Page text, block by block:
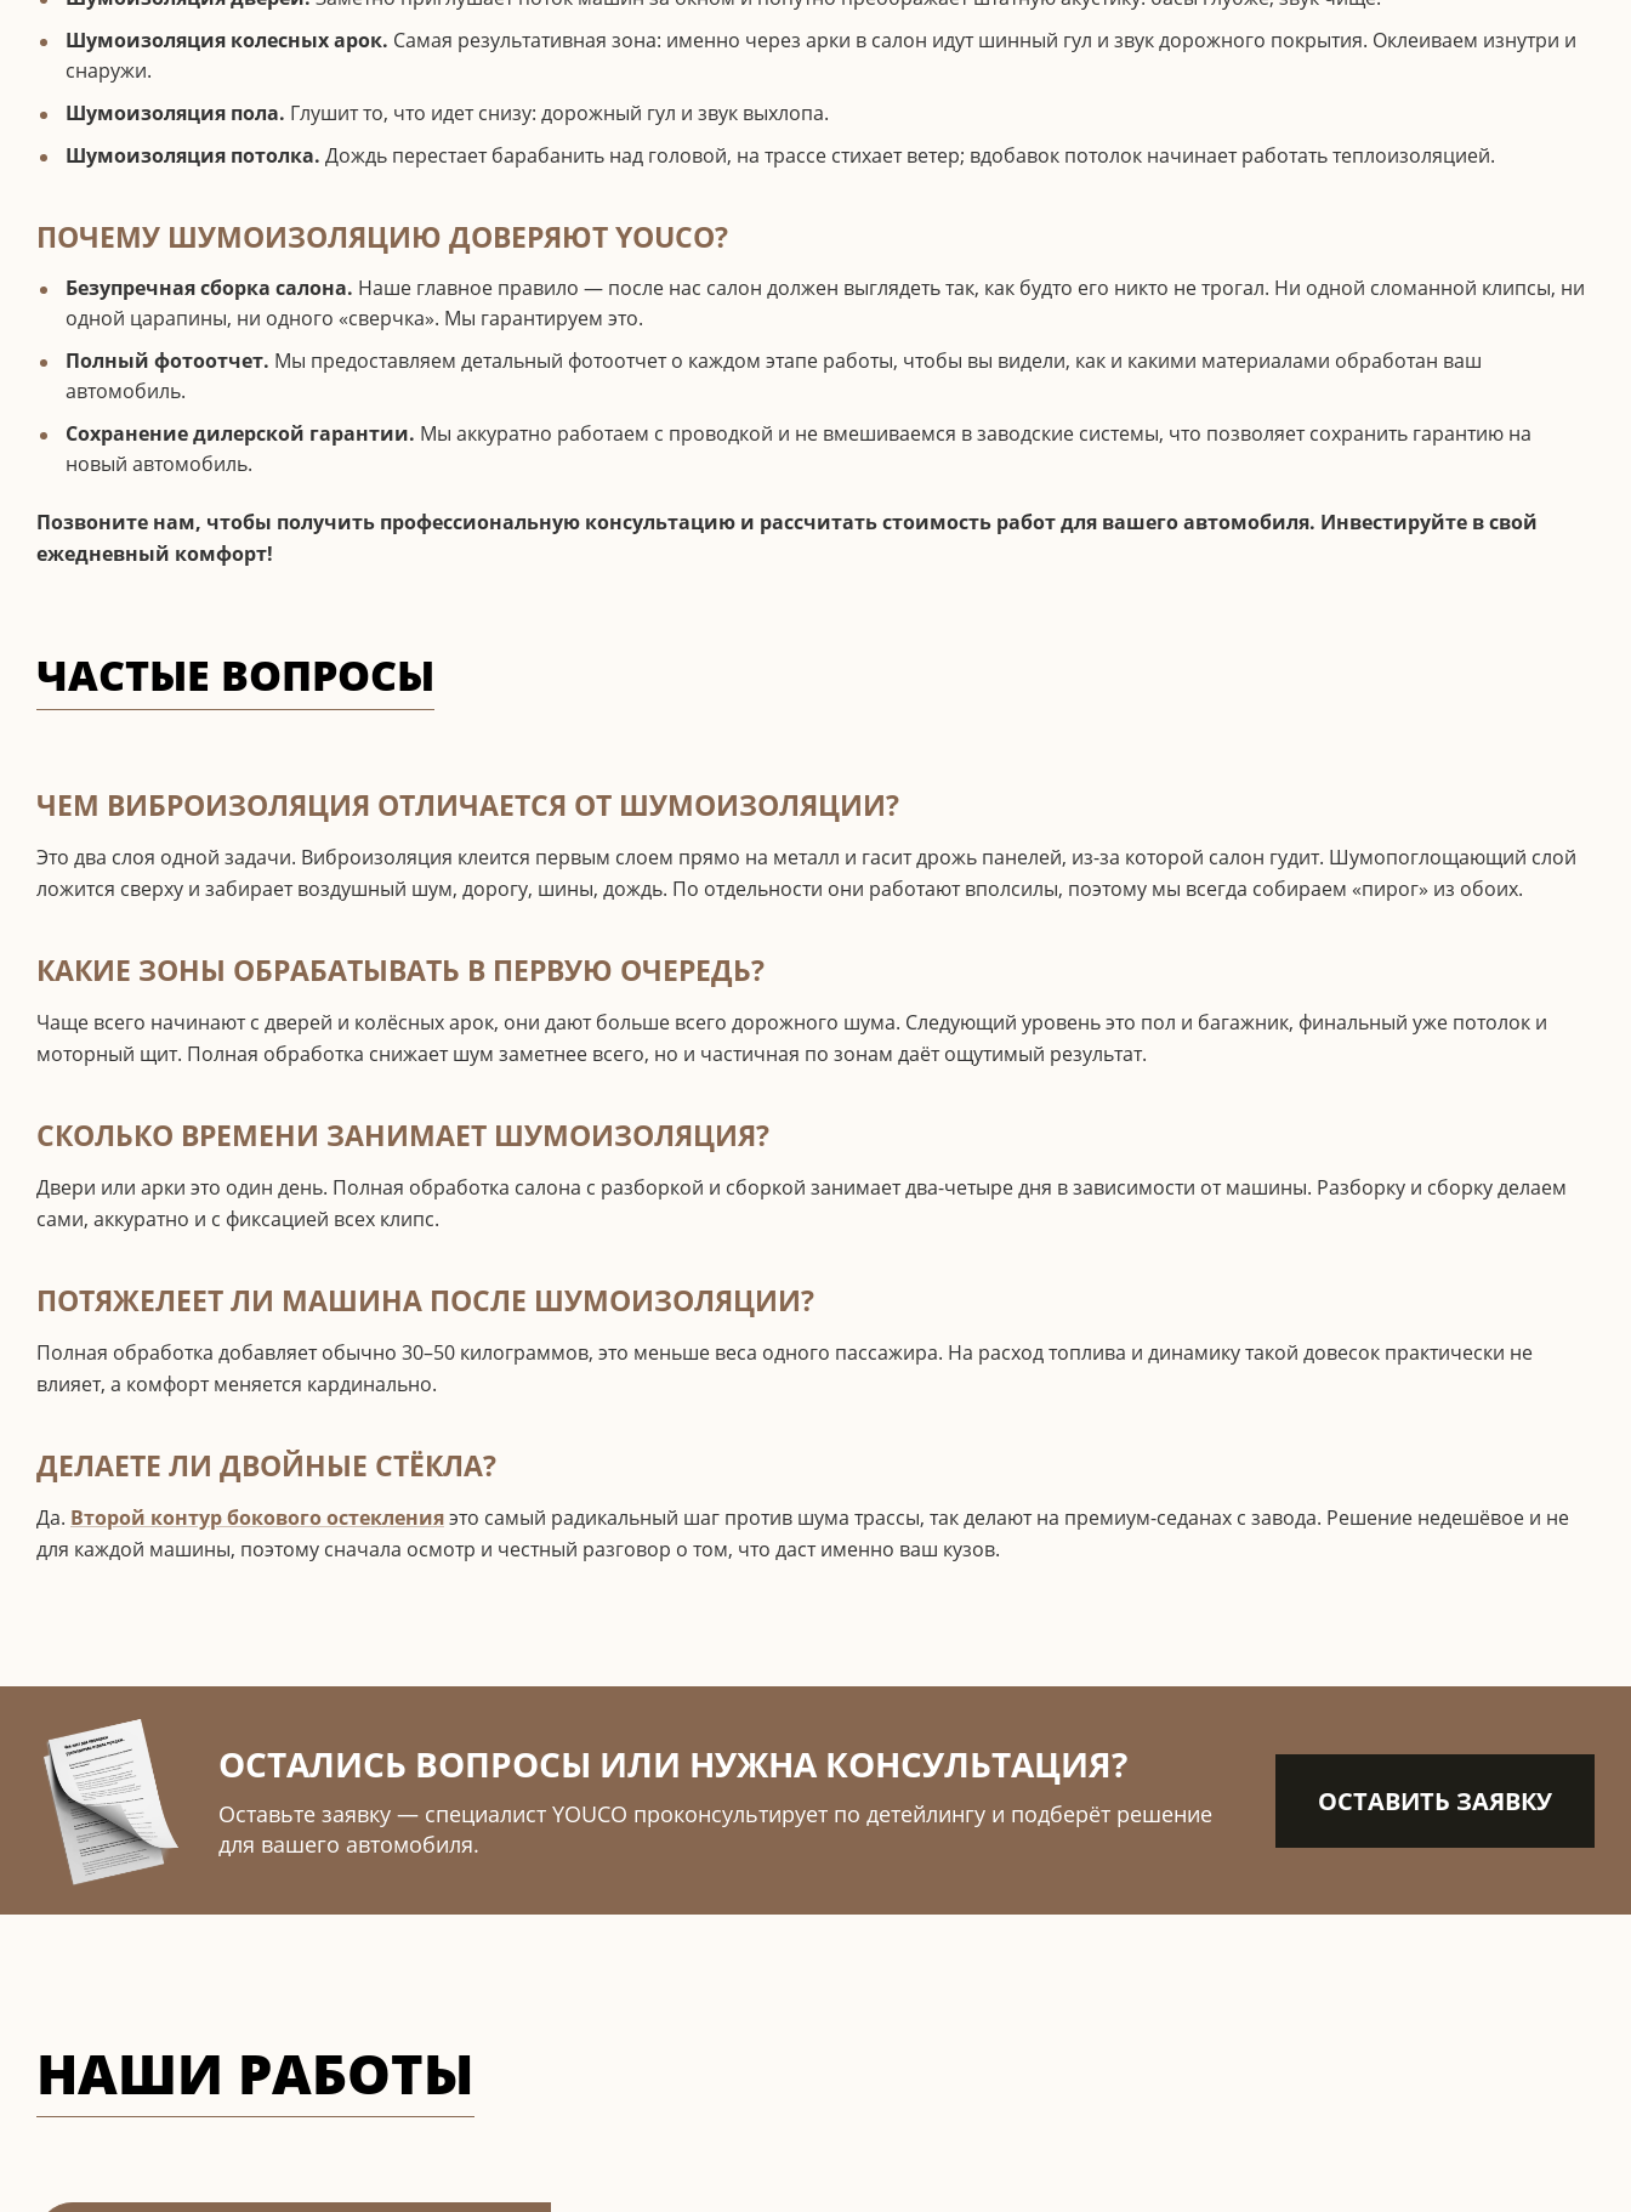
Шумоизоляция колесных арок. Самая результативная зона: именно через арки в салон идут шинный гул и звук дорожного покрытия. Оклеиваем изнутри и
снаружи.
Шумоизоляция пола. Глушит то, что идет снизу: дорожный гул и звук выхлопа.
Шумоизоляция потолка. Дождь перестает барабанить над головой, на трассе стихает ветер; вдобавок потолок начинает работать теплоизоляцией.
ПОЧЕМУ ШУМОИЗОЛЯЦИЮ ДОВЕРЯЮТ YOUCO?
Безупречная сборка салона. Наше главное правило — после нас салон должен выглядеть так, как будто его никто не трогал. Ни одной сломанной клипсы, ни
одной царапины, ни одного «сверчка». Мы гарантируем это.
Полный фотоотчет. Мы предоставляем детальный фотоотчет о каждом этапе работы, чтобы вы видели, как и какими материалами обработан ваш
автомобиль.
Сохранение дилерской гарантии. Мы аккуратно работаем с проводкой и не вмешиваемся в заводские системы, что позволяет сохранить гарантию на
новый автомобиль.
Позвоните нам, чтобы получить профессиональную консультацию и рассчитать стоимость работ для вашего автомобиля. Инвестируйте в свой
ежедневный комфорт!
ЧАСТЫЕ ВОПРОСЫ
ЧЕМ ВИБРОИЗОЛЯЦИЯ ОТЛИЧАЕТСЯ ОТ ШУМОИЗОЛЯЦИИ?
Это два слоя одной задачи. Виброизоляция клеится первым слоем прямо на металл и гасит дрожь панелей, из-за которой салон гудит. Шумопоглощающий слой
ложится сверху и забирает воздушный шум, дорогу, шины, дождь. По отдельности они работают вполсилы, поэтому мы всегда собираем «пирог» из обоих.
КАКИЕ ЗОНЫ ОБРАБАТЫВАТЬ В ПЕРВУЮ ОЧЕРЕДЬ?
Чаще всего начинают с дверей и колёсных арок, они дают больше всего дорожного шума. Следующий уровень это пол и багажник, финальный уже потолок и
моторный щит. Полная обработка снижает шум заметнее всего, но и частичная по зонам даёт ощутимый результат.
СКОЛЬКО ВРЕМЕНИ ЗАНИМАЕТ ШУМОИЗОЛЯЦИЯ?
Двери или арки это один день. Полная обработка салона с разборкой и сборкой занимает два-четыре дня в зависимости от машины. Разборку и сборку делаем
сами, аккуратно и с фиксацией всех клипс.
ПОТЯЖЕЛЕЕТ ЛИ МАШИНА ПОСЛЕ ШУМОИЗОЛЯЦИИ?
Полная обработка добавляет обычно 30–50 килограммов, это меньше веса одного пассажира. На расход топлива и динамику такой довесок практически не
влияет, а комфорт меняется кардинально.
ДЕЛАЕТЕ ЛИ ДВОЙНЫЕ СТЁКЛА?
Да. Второй контур бокового остекленияэто самый радикальный шаг против шума трассы, так делают на премиум-седанах с завода. Решение недешёвое и не
для каждой машины, поэтому сначала осмотр и честный разговор о том, что даст именно ваш кузов.
ОСТАЛИСЬ ВОПРОСЫ ИЛИ НУЖНА КОНСУЛЬТАЦИЯ?
Оставьте заявку — специалист YOUCO проконсультирует по детейлингу и подберёт решение
для вашего автомобиля.
ОСТАВИТЬ ЗАЯВКУ
НАШИ РАБОТЫ